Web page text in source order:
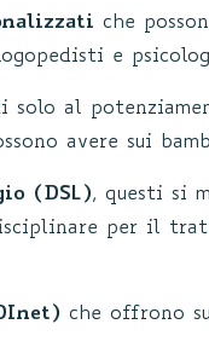
che
e
al
avere sui
(DSL), questi si
per il
che offrono